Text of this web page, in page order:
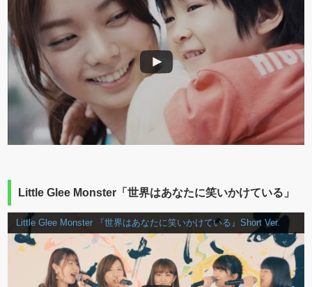
Little Glee Monster「世界はあなたに笑いかけている」
Little Glee Monster 『世界はあなたに笑いかけている』Short Ver.